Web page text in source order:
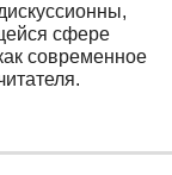
сфере
современное